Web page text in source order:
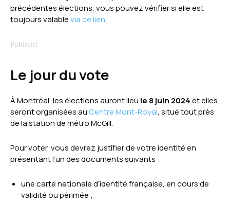
précédentes élections, vous pouvez vérifier si elle est
toujours valablevia ce lien.
Le jour du vote
À Montréal, les élections auront lieu le 8 juin 2024et elles
seront organisées au Centre Mont-Royal, situé tout près
de la station de métro McGill.
Pour voter, vous devrez justifier de votre identité en
présentant l’un des documents suivants :
une carte nationale d’identité française, en cours de
validité ou périmée ;